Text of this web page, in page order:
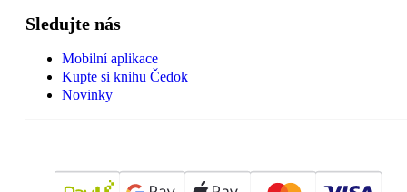
Sledujte nás
Mobilní aplikace
Kupte si knihu Čedok
Novinky